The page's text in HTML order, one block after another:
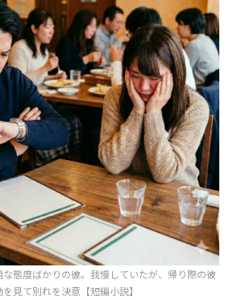
な態度ばかりの彼。我慢していたが、帰り際の彼
を見て別れを決意【短編小説】